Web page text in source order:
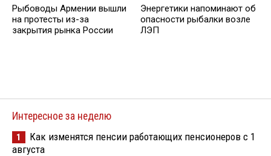
Рыбоводы Армении вышли
на протесты из-за
закрытия рынка России
Энергетики напоминают об
опасности рыбалки возле
ЛЭП
Интересное за неделю
1
Как изменятся пенсии работающих пенсионеров с 1
августа